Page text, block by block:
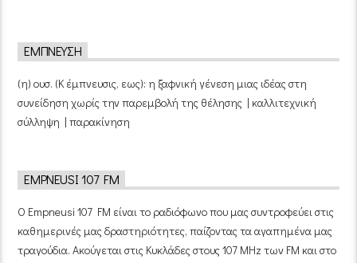
ΈΜΠΝΕΥΣΗ
(η) ουσ. (Κ έμπνευσις, εως): η ξαφνική γένεση μιας ιδέας στη
συνείδηση χωρίς την παρεμβολή της θέλησης | καλλιτεχνική
σύλληψη | παρακίνηση
EMPNEUSI 107 FM
Ο Empneusi 107 FM είναι το ραδιόφωνο που μας συντροφεύει στις
καθημερινές μας δραστηριότητες, παίζοντας τα αγαπημένα μας
τραγούδια. Ακούγεται στις Κυκλάδες στους 107 MHz των FM και στο